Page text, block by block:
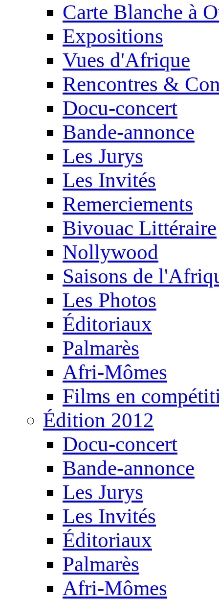
Carte Blanche à
Expositions
Vues d'Afrique
Rencontres &
Docu-concert
Bande-annonce
Les Jurys
Les Invités
Remerciements
Bivouac Littéraire
Nollywood
Saisons de
Les Photos
Éditoriaux
Palmarès
Afri-Mômes
Films en
Édition 2012
Docu-concert
Bande-annonce
Les Jurys
Les Invités
Éditoriaux
Palmarès
Afri-Mômes